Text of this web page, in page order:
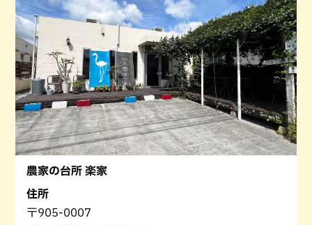
農家の台所 楽家
住所
〒905-0007